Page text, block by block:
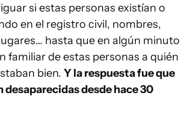
si estas personas existían o
en el registro civil, nombres,
hasta que en algún minuto
familiar de estas personas a quién
bien. Y la respuesta fue que
desaparecidas desde hace 30